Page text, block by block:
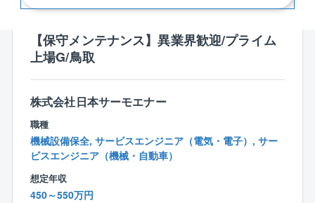
【保守メンテナンス】異業界歓迎/プライム
上場G/鳥取
株式会社日本サーモエナー
職種
機械設備保全, サービスエンジニア（電気・電子）, サー
ビスエンジニア（機械・自動車）
想定年収
450～550万円